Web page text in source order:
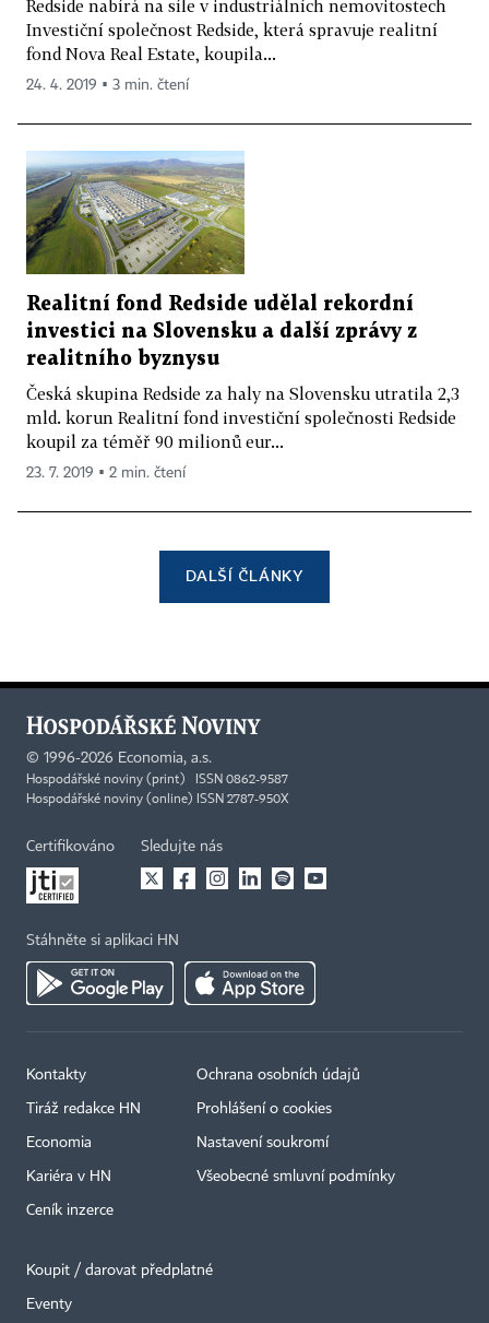
Redside nabírá na síle v industriálních nemovitostech
Investiční společnost Redside, která spravuje realitní
fond Nova Real Estate, koupila...
24. 4. 2019 ▪ 3 min. čtení
Realitní fond Redside udělal rekordní
investici na Slovensku a další zprávy z
realitního byznysu
Česká skupina Redside za haly na Slovensku utratila 2,3
mld. korun Realitní fond investiční společnosti Redside
koupil za téměř 90 milionů eur...
23. 7. 2019 ▪ 2 min. čtení
DALŠÍ ČLÁNKY
© 1996-2026 Economia, a.s.
Hospodářské noviny (print) ISSN 0862-9587
Hospodářské noviny (online) ISSN 2787-950X
Certifikováno Sledujte nás
Stáhněte si aplikaci HN
Kontakty
Tiráž redakce HN
Economia
Kariéra v HN
Ceník inzerce
Ochrana osobních údajů
Prohlášení o cookies
Nastavení soukromí
Všeobecné smluvní podmínky
Koupit / darovat předplatné
Eventy